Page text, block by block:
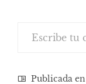
Publicada en